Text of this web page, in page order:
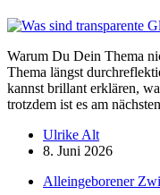
Warum Du Dein Thema
Thema längst
kannst brillant erklären,
trotzdem ist es am
Ulrike Alt
8. Juni 2026
Alleingeborener